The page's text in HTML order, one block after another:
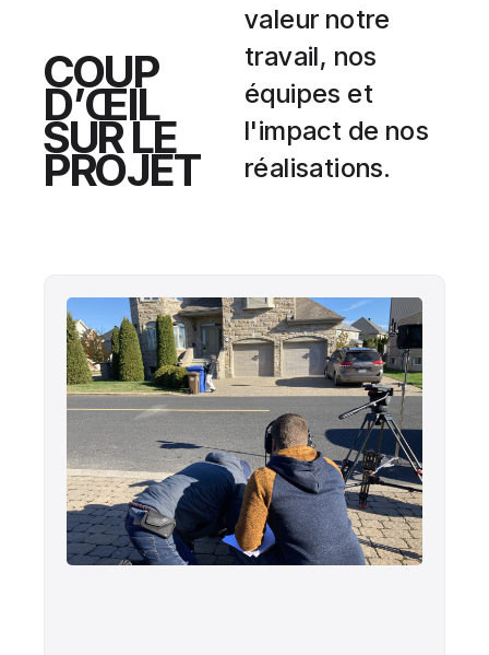
COUP
D’ŒIL
SUR LE
PROJET
valeur notre
travail, nos
équipes et
l'impact de nos
réalisations.